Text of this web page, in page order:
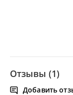
Отзывы (1)
Добавить